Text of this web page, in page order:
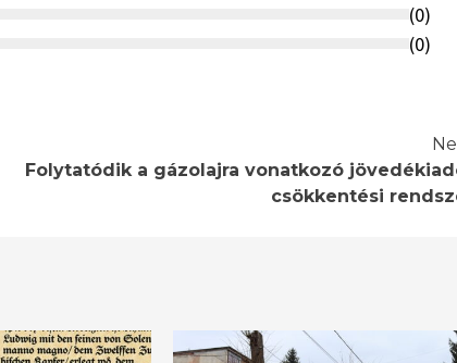
(0)
(0)
Folytatódik a gázolajra vonatkozó
csökkentési